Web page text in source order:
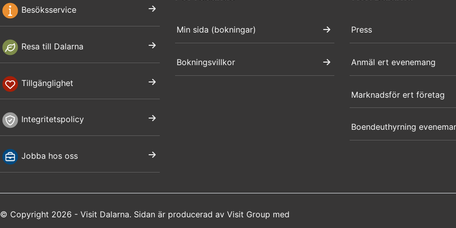
Besöksservice
Resa till Dalarna
Tillgänglighet
Integritetspolicy
Jobba hos oss
Min sida (bokningar)
Bokningsvillkor
Press
Anmäl ert evenemang
Marknadsför ert företag
Boendeuthyrning
© Copyright 2026 - Visit Dalarna. Sidan är producerad av Visit Group med